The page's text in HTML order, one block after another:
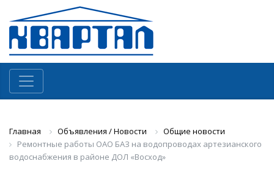
Главная Объявления / Новости
Общие новости
Ремонтные работы ОАО БАЗ на водопроводах артезианского
водоснабжения в районе ДОЛ «Восход»